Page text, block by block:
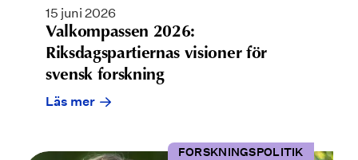
15 juni 2026
Valkompassen 2026:
Riksdagspartiernas visioner för
svensk forskning
Läs mer
FORSKNINGSPOLITIK